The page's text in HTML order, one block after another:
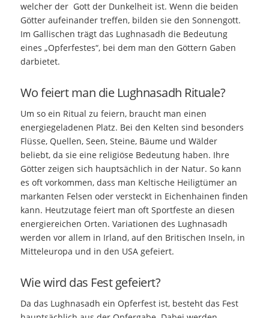
welcher der Gott der Dunkelheit ist. Wenn die beiden
Götter aufeinander treffen, bilden sie den Sonnengott.
Im Gallischen trägt das Lughnasadh die Bedeutung
eines „Opferfestes“, bei dem man den Göttern Gaben
darbietet.
Wo feiert man die Lughnasadh Rituale?
Um so ein Ritual zu feiern, braucht man einen
energiegeladenen Platz. Bei den Kelten sind besonders
Flüsse, Quellen, Seen, Steine, Bäume und Wälder
beliebt, da sie eine religiöse Bedeutung haben. Ihre
Götter zeigen sich hauptsächlich in der Natur. So kann
es oft vorkommen, dass man Keltische Heiligtümer an
markanten Felsen oder versteckt in Eichenhainen finden
kann. Heutzutage feiert man oft Sportfeste an diesen
energiereichen Orten. Variationen des Lughnasadh
werden vor allem in Irland, auf den Britischen Inseln, in
Mitteleuropa und in den USA gefeiert.
Wie wird das Fest gefeiert?
Da das Lughnasadh ein Opferfest ist, besteht das Fest